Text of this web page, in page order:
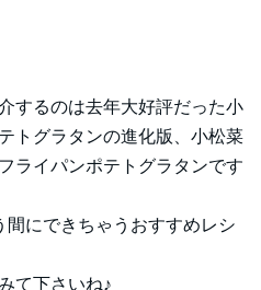
するのは去年大好評だった小
トグラタンの進化版、小松菜
ライパンポテトグラタンです
にできちゃうおすすめレシ
て下さいね♪